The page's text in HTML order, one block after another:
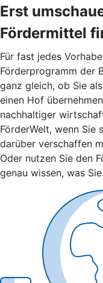
Erst
Fördermittel
Für fast jedes
Förderprogramm der
ganz gleich, ob Sie
einen Hof
nachhaltiger
FörderWelt, wenn Sie
darüber verschaffen
Oder nutzen Sie den
genau wissen, was